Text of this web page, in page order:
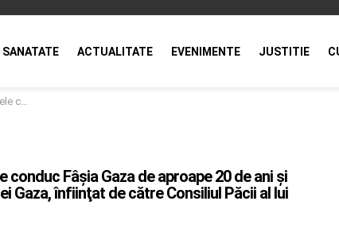
SANATATE ACTUALITATE EVENIMENTE JUSTITIE
Păcii al lui Trump
Fâşia Gaza de aproape 20 de ani şi
Gaza, înfiinţat de către Consiliul Păcii al lui